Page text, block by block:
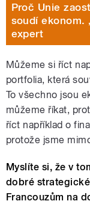
Proč Unie
soudí ekonom.
expert
Můžeme si říct
portfolia, která
To všechno jsou
můžeme říkat,
říct například o
protože jsme
Myslíte si, že v
dobré
Francouzům na